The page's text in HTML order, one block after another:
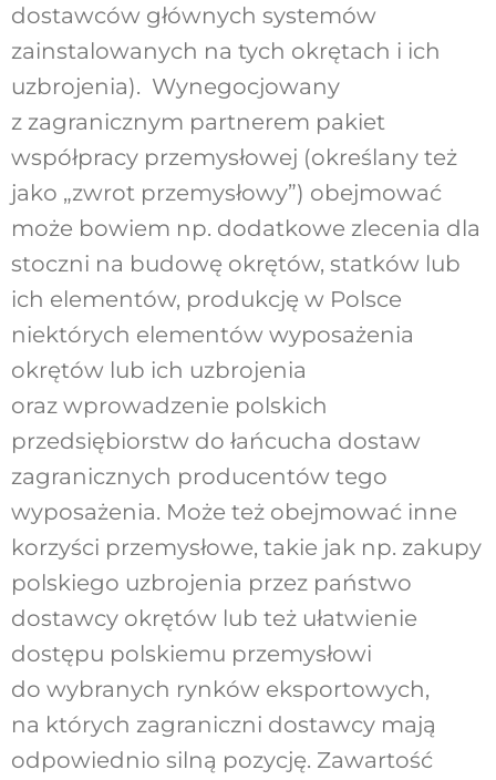
dostawców głównych systemów
zainstalowanych na tych okrętach i ich
uzbrojenia). Wynegocjowany
z zagranicznym partnerem pakiet
współpracy przemysłowej (określany też
jako „zwrot przemysłowy”) obejmować
może bowiem np. dodatkowe zlecenia dla
stoczni na budowę okrętów, statków lub
ich elementów, produkcję w Polsce
niektórych elementów wyposażenia
okrętów lub ich uzbrojenia
oraz wprowadzenie polskich
przedsiębiorstw do łańcucha dostaw
zagranicznych producentów tego
wyposażenia. Może też obejmować inne
korzyści przemysłowe, takie jak np. zakupy
polskiego uzbrojenia przez państwo
dostawcy okrętów lub też ułatwienie
dostępu polskiemu przemysłowi
do wybranych rynków eksportowych,
na których zagraniczni dostawcy mają
odpowiednio silną pozycję. Zawartość